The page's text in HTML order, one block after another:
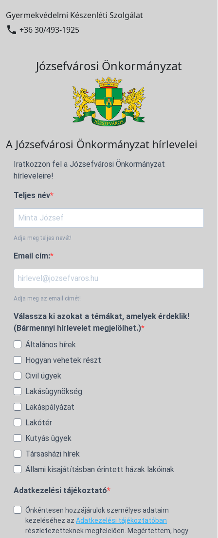
Gyermekvédelmi Készenléti Szolgálat
 +36 30/493-1925
Józsefvárosi Önkormányzat
A Józsefvárosi Önkormányzat hírlevelei
Iratkozzon fel a Józsefvárosi Önkormányzat
hírleveleire!
Teljes név
Adja meg teljes nevét!
Email cím:
Adja meg az email címét!
Válassza ki azokat a témákat, amelyek érdeklik!
(Bármennyi hírlevelet megjelölhet.)
Általános hírek
Hogyan vehetek részt
Civil ügyek
Lakásügynökség
Lakáspályázat
Lakótér
Kutyás ügyek
Társasházi hírek
Állami kisajátításban érintett házak lakóinak
Adatkezelési tájékoztató
Önkéntesen hozzájárulok személyes adataim
kezeléséhez az Adatkezelési tájékoztatóban
részletezetteknek megfelelően. Megértettem, hogy